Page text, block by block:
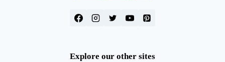
Explore our other sites